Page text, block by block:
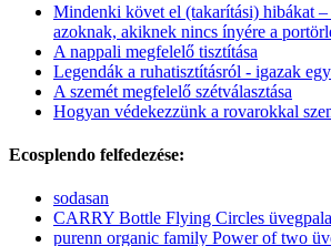
Mindenki követ el (takarítási) hibákat
azoknak, akiknek nincs ínyére a
A nappali megfelelő tisztítása
Legendák a ruhatisztításról - igazak
A szemét megfelelő szétválasztása
Hogyan védekezzünk a rovarokkal
Ecosplendo felfedezése:
sodasan
CARRY Bottle Flying Circles
purenn organic family Power of two